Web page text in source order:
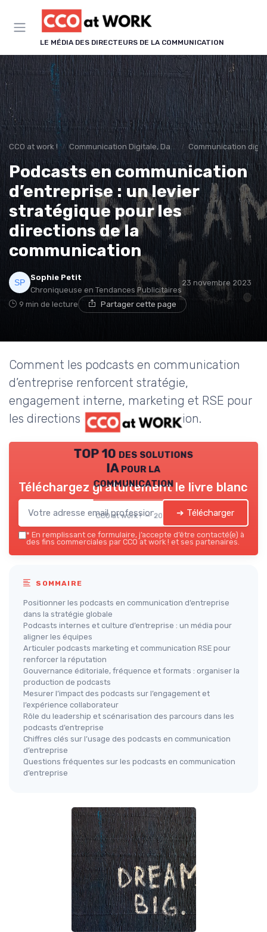
LE MÉDIA DES DIRECTEURS DE LA COMMUNICATION
CCO at work ! Communication Digitale, Data & IA Communication
Podcasts en communication
d’entreprise : un levier
stratégique pour les
directions de la
communication
Sophie Petit
Chroniqueuse en Tendances Publicitaires
23 novembre 2023
9 min de lecture Partager cette page
Comment les podcasts en communication
d’entreprise renforcent stratégie,
engagement interne, marketing et RSE pour
les directions de la communication.
TOP 10 des solutions
IA pour la
communication
CCO at work ! — 2026
Téléchargez gratuitement le livre blanc
➔ Télécharger
* En remplissant ce formulaire, j’accepte d’être contacté(e) à
des fins commerciales par CCO at work ! et ses partenaires.
SOMMAIRE
Positionner les podcasts en communication d’entreprise
dans la stratégie globale
Podcasts internes et culture d’entreprise : un média pour
aligner les équipes
Articuler podcasts marketing et communication RSE pour
renforcer la réputation
Gouvernance éditoriale, fréquence et formats : organiser la
production de podcasts
Mesurer l’impact des podcasts sur l’engagement et
l’expérience collaborateur
Rôle du leadership et scénarisation des parcours dans les
podcasts d’entreprise
Chiffres clés sur l’usage des podcasts en communication
d’entreprise
Questions fréquentes sur les podcasts en communication
d’entreprise
Panneau de gestion des cookies